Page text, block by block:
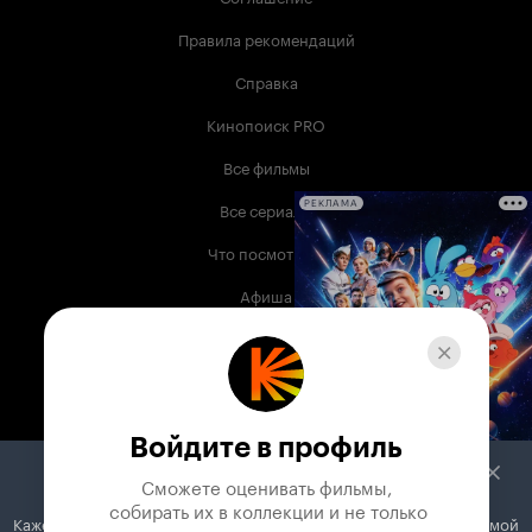
Правила рекомендаций
Справка
Кинопоиск PRO
Все фильмы
Все сериалы
Что посмотреть
Афиша
Музыка
Телепрограмма
Служба поддержки
РЕКЛАМА
Войдите в профиль
Сможете оценивать фильмы,
собирать их в коллекции и не только
Кажется, вы используете блокировщик рекламы. Вместе с рекламой